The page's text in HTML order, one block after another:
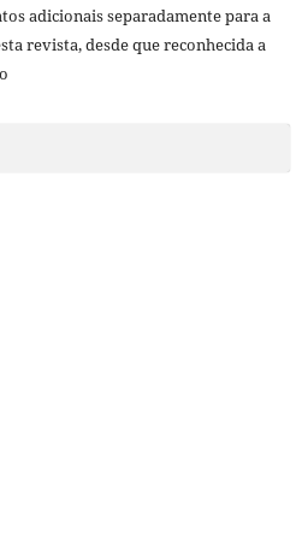
adicionais separadamente para a
revista, desde que reconhecida a